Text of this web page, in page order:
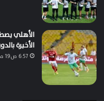
الأهلي
الأخيرة
6:57 ص19 مايو، 2026